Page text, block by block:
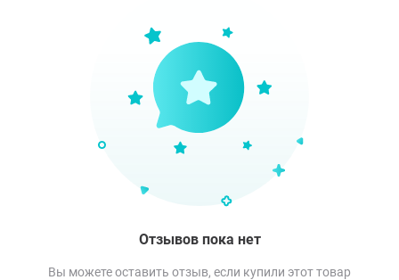
Отзывов пока нет
Вы можете оставить отзыв, если купили этот товар